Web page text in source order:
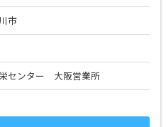
市
センター 大阪営業所